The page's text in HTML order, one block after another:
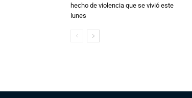
hecho de violencia que se vivió este
lunes